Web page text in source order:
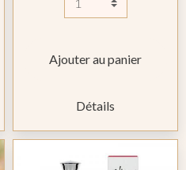
Ajouter au panier
Détails